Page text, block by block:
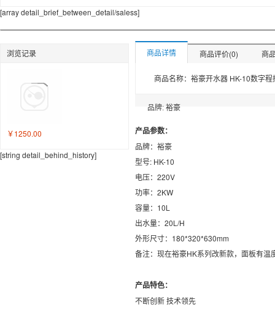
[array detail_brief_between_detail/saless]
浏览记录
￥1250.00
[string detail_behind_history]
商品详情 商品评价(0) 商
品牌: 裕豪
产品参数：
品牌：裕豪
型号: HK-10
电压：220V
功率：2KW
容量：10L
出水量：20L/H
外形尺寸：180*320*630mm
备注：现在裕豪HK系列改新款，面板有温
产品特色：
不断创新 技术领先